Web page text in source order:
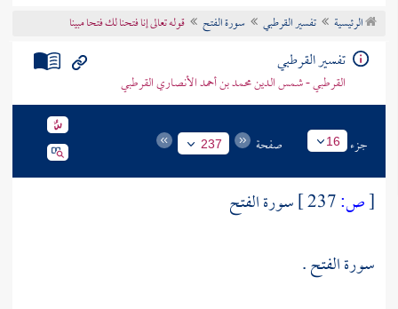
تراجم الأعلام
الرئيسية تفسير القرطبي سورة الفتح قوله تعالى إنا فتحنا لك فتحا مبينا
تفسير القرطبي
القرطبي - شمس الدين محمد بن أحمد الأنصاري القرطبي
جزء 16 صفحة 237
[ص:
سورة الفتح
سورة الفتح .